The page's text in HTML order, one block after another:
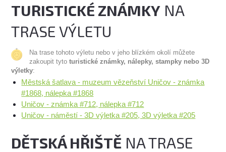
TURISTICKÉ ZNÁMKY NA
TRASE VÝLETU
Na trase tohoto výletu nebo v jeho blízkém okolí můžete
zakoupit tytoturistické známky, nálepky, stampky nebo 3D
výletky:
Městská šatlava - muzeum vězeňství Uničov - známka
#1868, nálepka #1868
Uničov - známka #712, nálepka #712
Uničov - náměstí - 3D výletka #205, 3D výletka #205
DĚTSKÁ HŘIŠTĚ NA TRASE